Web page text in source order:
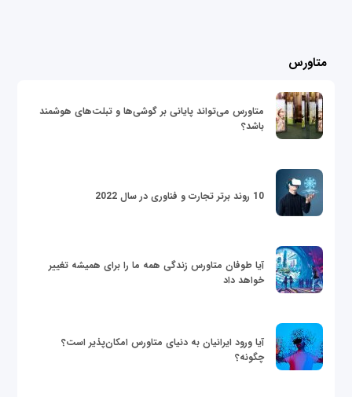
متاورس
متاورس می‌تواند پایانی بر گوشی‌ها و تبلت‌های هوشمند
باشد؟
10 روند برتر تجارت و فناوری در سال 2022
آیا طوفان متاورس زندگی همه ما را برای همیشه تغییر
خواهد داد
آیا ورود ایرانیان به دنیای متاورس امکان‌پذیر است؟
چگونه؟